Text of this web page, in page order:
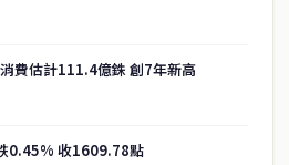
費估計111.4億銖 創7年新高
0.45% 收1609.78點
房地產